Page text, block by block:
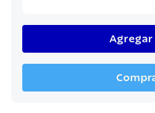
Agregar